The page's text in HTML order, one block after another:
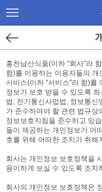
홍천남산식품(이하 "회사"라
함)를 이용하는 이용자들의
서비스(이하 "서비스"라 함)를
정보가 보호 받을 수 있도록
법, 전기통신사업법, 정보통
가 준수하여야 할 관련 법규상
정보보호지침을 준수하고 있
들이 제공하는 개인정보가 어
호를 위해 어떠한 조치가 취해
회사는 개인정보 보호정책을
용이하게 보실 수 있도록 조치
회사의 개인정보 보호정책은